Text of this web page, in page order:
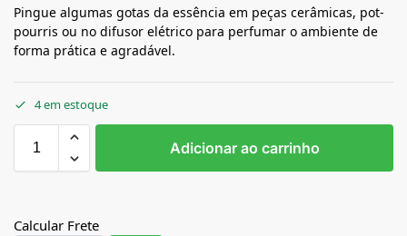
Pingue algumas gotas da essência em peças cerâmicas, pot-
pourris ou no difusor elétrico para perfumar o ambiente de
forma prática e agradável.
4 em estoque
Adicionar ao carrinho
Calcular Frete